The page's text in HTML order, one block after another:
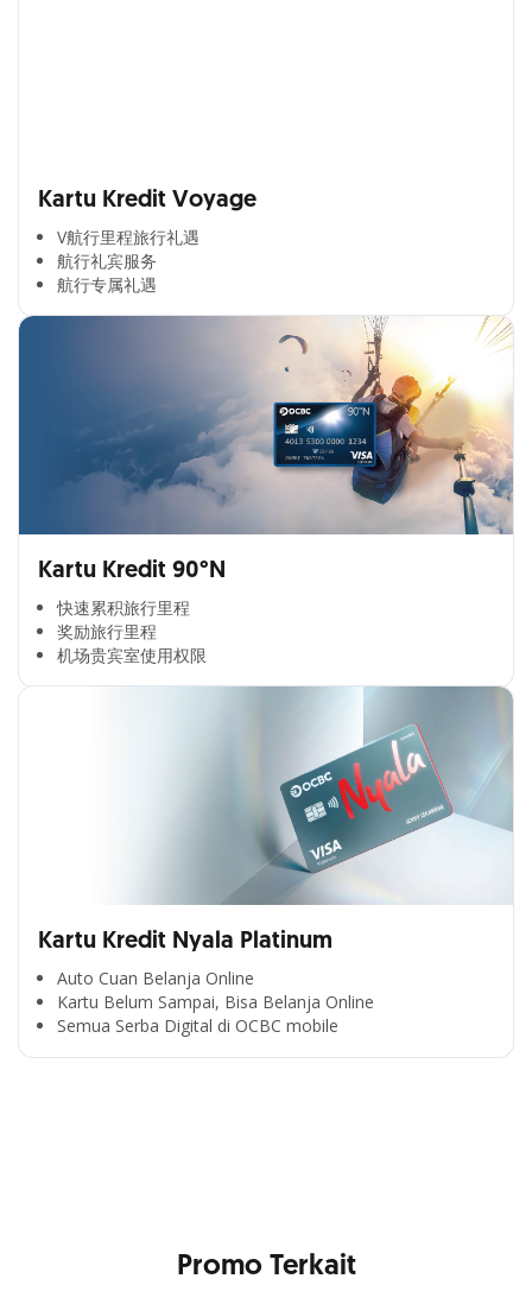
Kartu Kredit Voyage
V航行里程旅行礼遇
航行礼宾服务
航行专属礼遇
Kartu Kredit 90°N
快速累积旅行里程​
奖励旅行里程​
机场贵宾室使用权限​
Kartu Kredit Nyala Platinum
Auto Cuan Belanja Online
Kartu Belum Sampai, Bisa Belanja Online
Semua Serba Digital di OCBC mobile
Cross Selling Banner Global
Promo Terkait